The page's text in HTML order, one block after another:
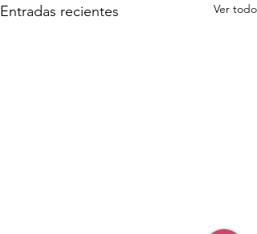
Entradas recientes Ver todo